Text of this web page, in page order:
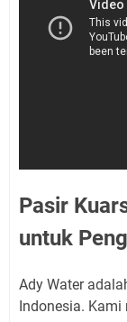
Pasir
untuk
Ady Water
Indonesia.